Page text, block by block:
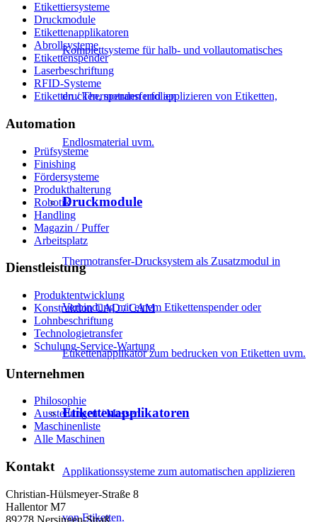
Komplettsysteme für halb- und vollautomatisches
drucken, spenden und applizieren von Etiketten,
Endlosmaterial uvm.
Druckmodule
Thermotransfer-Drucksystem als Zusatzmodul in
Verbindung mit einem Etikettenspender oder
Etikettenapplikator zum bedrucken von Etiketten uvm.
Etikettenapplikatoren
Applikationssysteme zum automatischen applizieren
von Etiketten.
Etikettiersysteme
Druckmodule
Etikettenapplikatoren
Abrollsysteme
Etikettenspender
Laserbeschriftung
RFID-Systeme
Etiketten / Thermotransferfolien
Automation
Prüfsysteme
Finishing
Fördersysteme
Produkthalterung
Robotik
Handling
Magazin / Puffer
Arbeitsplatz
Dienstleistung
Produktentwicklung
Konstruktion CAD / CAM
Lohnbeschriftung
Technologietransfer
Schulung-Service-Wartung
Unternehmen
Philosophie
Ausstellungen / Messen
Maschinenliste
Alle Maschinen
Kontakt
Christian-Hülsmeyer-Straße 8
Hallentor M7
89278 Nersingen-Straß